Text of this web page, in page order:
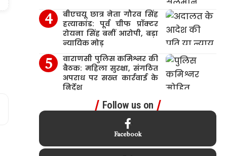
बीएचयू छात्र नेता गौरव सिंह
हत्याकांड: पूर्व चीफ प्रॉक्टर
रोयना सिंह बनीं आरोपी, बड़ा
न्यायिक मोड़
वाराणसी पुलिस कमिश्नर की
बैठक: महिला सुरक्षा, संगठित
अपराध पर सख्त कार्रवाई के
निर्देश
Follow us on
Facebook